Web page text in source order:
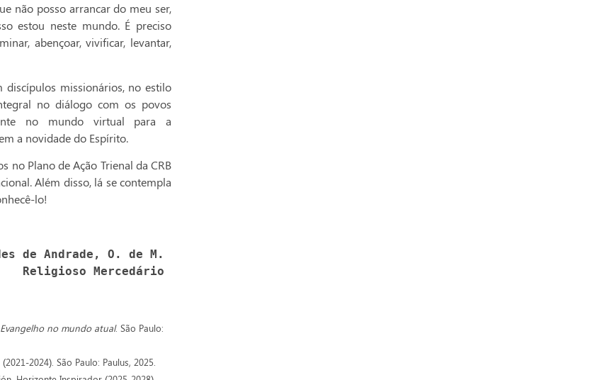
não posso arrancar do meu ser,
estou neste mundo. É preciso
abençoar, vivificar, levantar,
discípulos missionários, no estilo
no diálogo com os povos
no mundo virtual para a
a novidade do Espírito.
no Plano de Ação Trienal da CRB
Além disso, lá se contempla
lo!
de Andrade, O. de M.
Religioso Mercedário
no mundo atual. São Paulo:
2024). São Paulo: Paulus, 2025.